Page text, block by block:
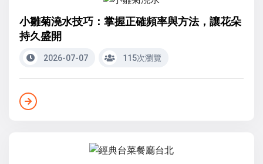
小雛菊澆水技巧：掌握正確頻率與方法，讓花朵
持久盛開
2026-07-07 115次瀏覽